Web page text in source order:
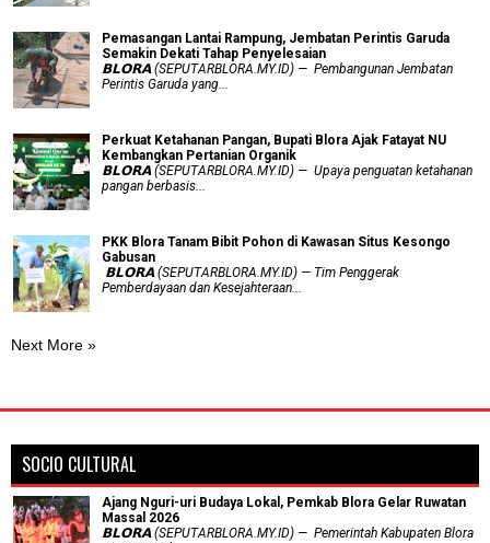
Pemasangan Lantai Rampung, Jembatan Perintis Garuda
Semakin Dekati Tahap Penyelesaian
𝗕𝗟𝗢𝗥𝗔 (SEPUTARBLORA.MY.ID) — Pembangunan Jembatan
Perintis Garuda yang...
​Perkuat Ketahanan Pangan, Bupati Blora Ajak Fatayat NU
Kembangkan Pertanian Organik
𝗕𝗟𝗢𝗥𝗔 (SEPUTARBLORA.MY.ID) — Upaya penguatan ketahanan
pangan berbasis...
PKK Blora Tanam Bibit Pohon di Kawasan Situs Kesongo
Gabusan
‎ 𝗕𝗟𝗢𝗥𝗔 (SEPUTARBLORA.MY.ID) — Tim Penggerak
Pemberdayaan dan Kesejahteraan...
Next More »
SOCIO CULTURAL
Ajang Nguri-uri Budaya Lokal, Pemkab Blora Gelar Ruwatan
Massal 2026
𝗕𝗟𝗢𝗥𝗔 (SEPUTARBLORA.MY.ID) — Pemerintah Kabupaten Blora